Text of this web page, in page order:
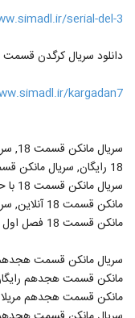
serial-del-3/
دانلود سریال کرگدن قسمت 7 در لینک زیر
kargadan7/
مانکن قسمت 18 فصل اول
سریال مانکن قسمت
مانکن قسمت هجدهم
مانکن قسمت هجدهم